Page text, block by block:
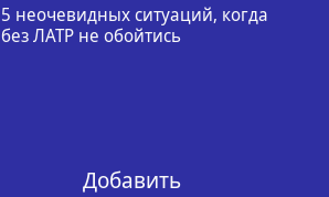
5 неочевидных ситуаций, когда
без ЛАТР не обойтись
Добавить